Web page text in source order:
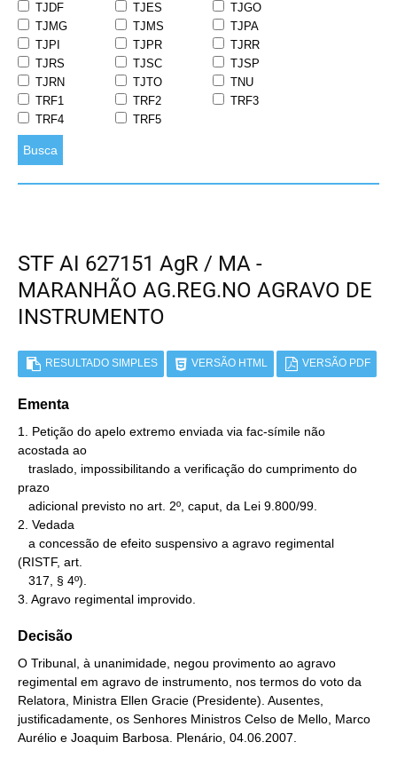
TJDF
TJES
TJGO
TJMG
TJMS
TJPA
TJPI
TJPR
TJRR
TJRS
TJSC
TJSP
TJRN
TJTO
TNU
TRF1
TRF2
TRF3
TRF4
TRF5
Busca
STF AI 627151 AgR / MA -
MARANHÃO AG.REG.NO AGRAVO DE
INSTRUMENTO
RESULTADO SIMPLES VERSÃO HTML VERSÃO PDF
Ementa
1. Petição do apelo extremo enviada via fac-símile não
acostada ao
prazo
2. Vedada
(RISTF, art.
3. Agravo regimental improvido.
Decisão
O Tribunal, à unanimidade, negou provimento ao agravo
regimental em agravo de instrumento, nos termos do voto da
Relatora, Ministra Ellen Gracie (Presidente). Ausentes,
justificadamente, os Senhores Ministros Celso de Mello, Marco
Aurélio e Joaquim Barbosa. Plenário, 04.06.2007.